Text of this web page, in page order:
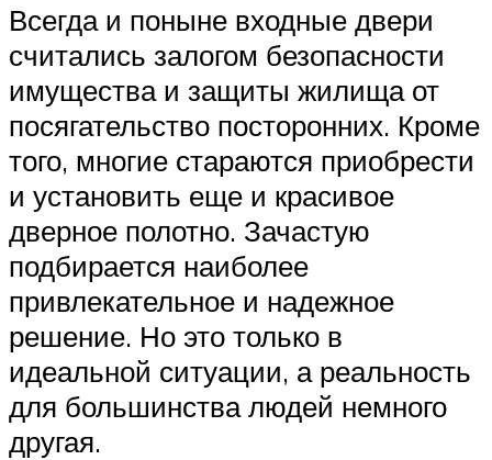
Всегда и поныне входные двери
считались залогом безопасности
имущества и защиты жилища от
посягательство посторонних. Кроме
того, многие стараются приобрести
и установить еще и красивое
дверное полотно. Зачастую
подбирается наиболее
привлекательное и надежное
решение. Но это только в
идеальной ситуации, а реальность
для большинства людей немного
другая.